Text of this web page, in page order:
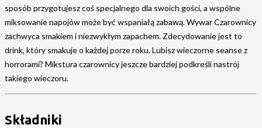
sposób przygotujesz coś specjalnego dla swoich gości, a wspólne
miksowanie napojów może być wspaniałą zabawą. Wywar Czarownicy
zachwyca smakiem i niezwykłym zapachem. Zdecydowanie jest to
drink, który smakuje o każdej porze roku. Lubisz wieczorne seanse z
horrorami? Mikstura czarownicy jeszcze bardziej podkreśli nastrój
takiego wieczoru.
Składniki